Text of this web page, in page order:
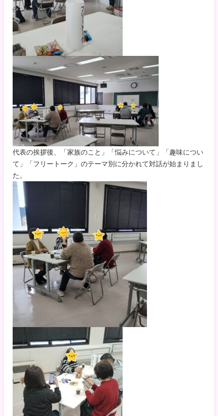
代表の挨拶後、「家族のこと」「悩みについて」「趣味につい
て」「フリートーク」のテーマ別に分かれて対話が始まりまし
た。